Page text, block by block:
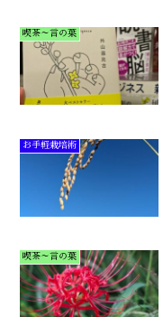
喫茶～言の葉
お手軽栽培術
喫茶～言の葉